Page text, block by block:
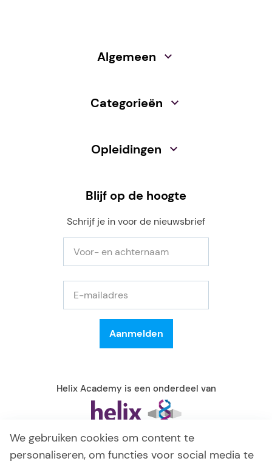
Algemeen
Categorieën
Opleidingen
Blijf op de hoogte
Schrijf je in voor de nieuwsbrief
Helix Academy is een onderdeel van
We gebruiken cookies om content te
personaliseren, om functies voor social media te